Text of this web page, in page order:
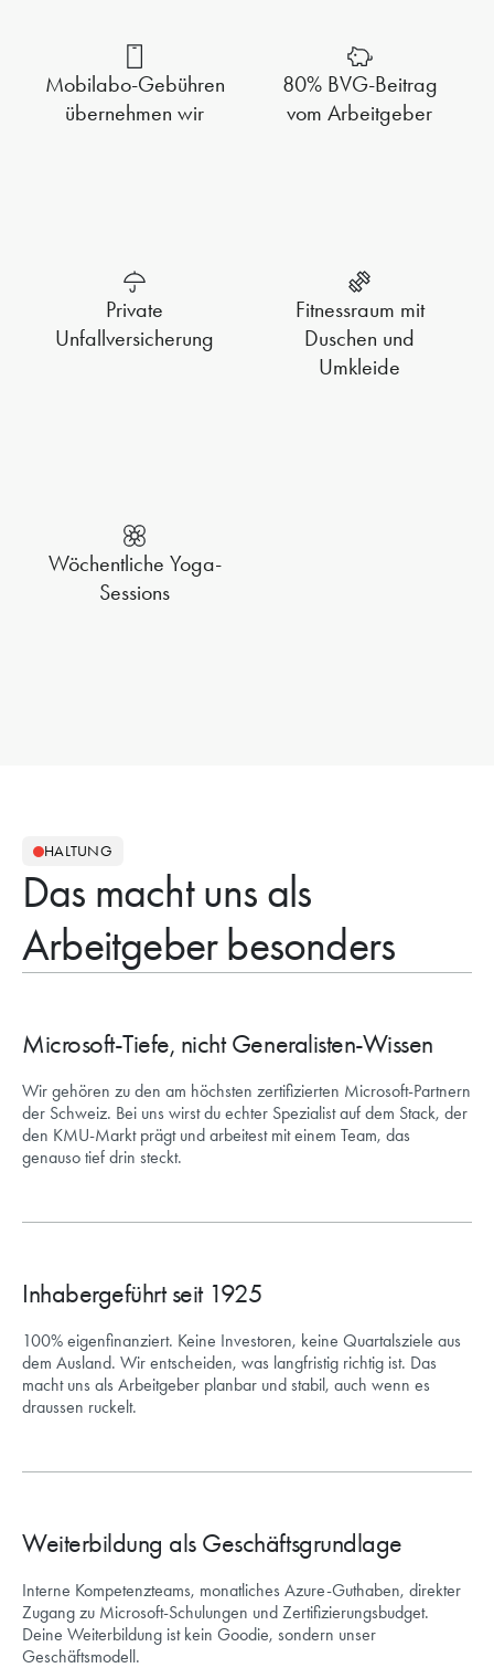
Mobilabo-Gebühren
übernehmen wir
80% BVG-Beitrag
vom Arbeitgeber
Private
Unfallversicherung
Fitnessraum mit
Duschen und
Umkleide
Wöchentliche Yoga-
Sessions
HALTUNG
Das macht uns als
Arbeitgeber besonders
Microsoft-Tiefe, nicht Generalisten-Wissen
Wir gehören zu den am höchsten zertifizierten Microsoft-Partnern
der Schweiz. Bei uns wirst du echter Spezialist auf dem Stack, der
den KMU-Markt prägt und arbeitest mit einem Team, das
genauso tief drin steckt.
Inhabergeführt seit 1925
100% eigenfinanziert. Keine Investoren, keine Quartalsziele aus
dem Ausland. Wir entscheiden, was langfristig richtig ist. Das
macht uns als Arbeitgeber planbar und stabil, auch wenn es
draussen ruckelt.
Weiterbildung als Geschäftsgrundlage
Interne Kompetenzteams, monatliches Azure-Guthaben, direkter
Zugang zu Microsoft-Schulungen und Zertifizierungsbudget.
Deine Weiterbildung ist kein Goodie, sondern unser
Geschäftsmodell.